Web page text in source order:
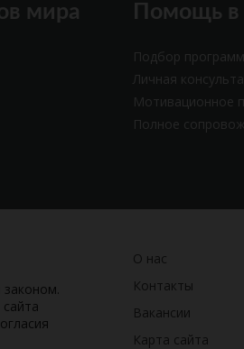
мира Помощь в
Подбор программ
Личная
Мотивационное
Полное
О нас
Контакты
Вакансии
Карта сайта